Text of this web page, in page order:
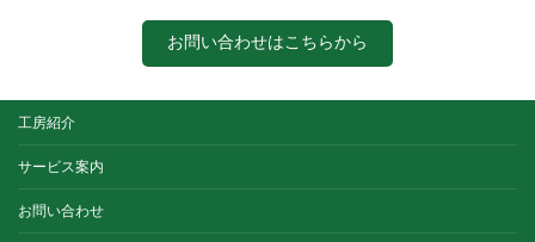
お問い合わせはこちらから
工房紹介
サービス案内
お問い合わせ